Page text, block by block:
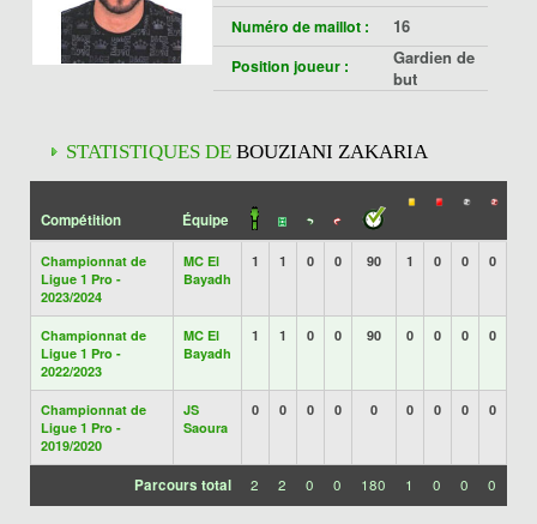
Numéro de maillot : 16
Position joueur :
Gardien de
but
STATISTIQUES DE BOUZIANI ZAKARIA
Compétition Équipe
Championnat de
Ligue 1 Pro -
2023/2024
MC El
Bayadh
1 1 0 0 90 1 0 0 0
Championnat de
Ligue 1 Pro -
2022/2023
MC El
Bayadh
1 1 0 0 90 0 0 0 0
Championnat de
Ligue 1 Pro -
2019/2020
JS
Saoura
0 0 0 0 0 0 0 0 0
Parcours total 2 2 0 0 180 1 0 0 0